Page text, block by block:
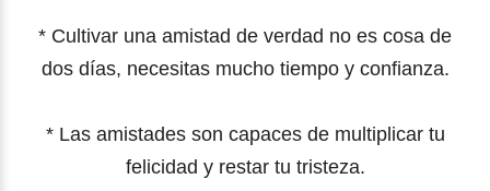
* Cultivar una amistad de verdad no es cosa de
dos días, necesitas mucho tiempo y confianza.
* Las amistades son capaces de multiplicar tu
felicidad y restar tu tristeza.